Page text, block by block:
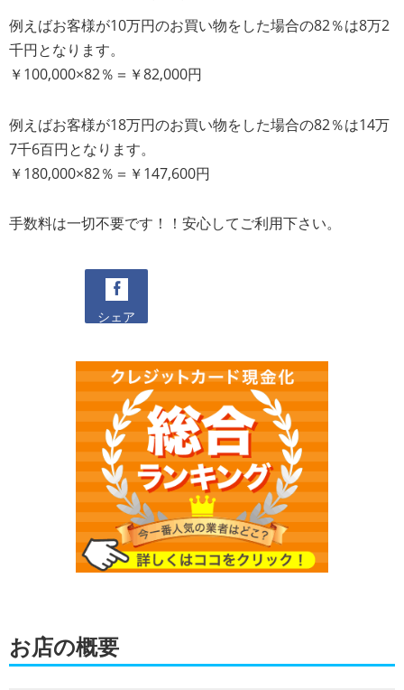
例えばお客様が10万円のお買い物をした場合の82％は8万2
千円となります。
￥100,000×82％＝￥82,000円
例えばお客様が18万円のお買い物をした場合の82％は14万
7千6百円となります。
￥180,000×82％＝￥147,600円
手数料は一切不要です！！安心してご利用下さい。
シェア
お店の概要